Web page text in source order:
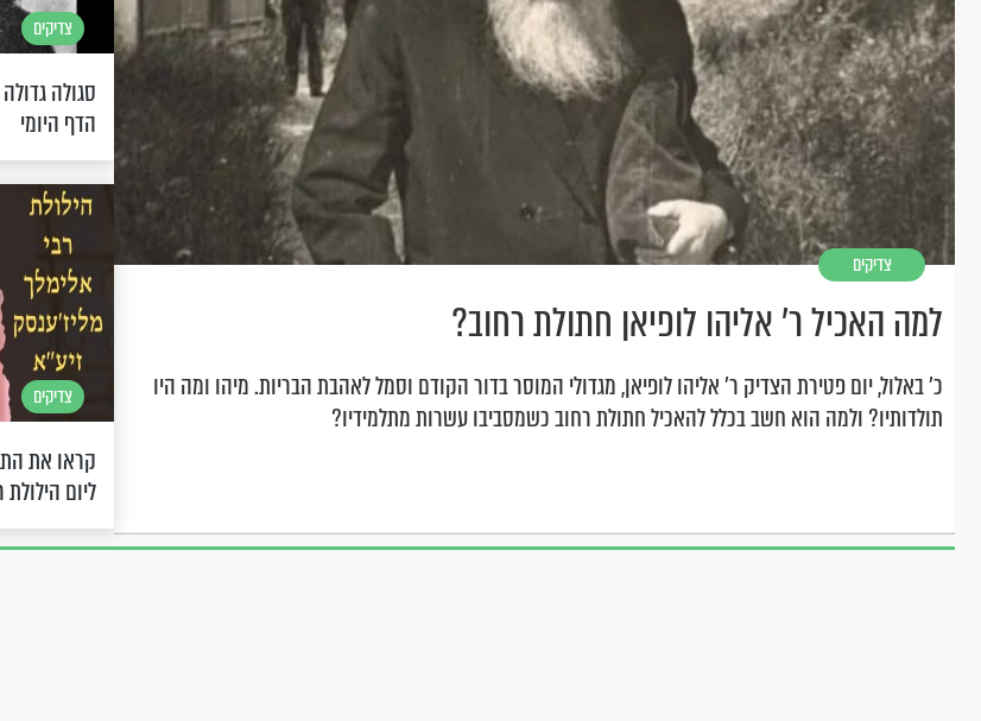
צדיקים
למה האכיל ר' אליהו לופיאן חתולת רחוב?
כ' באלול, יום פטירת הצדיק ר' אליהו לופיאן, מגדולי המוסר בדור הקודם וסמל לאהבת הבריות. מיהו ומה היו
תולדותיו? ולמה הוא חשב בכלל להאכיל חתולת רחוב כשמסביבו עשרות מתלמידיו?
צדיקים
סגולה
הדף היומי
צדיקים
קראו את
ליום